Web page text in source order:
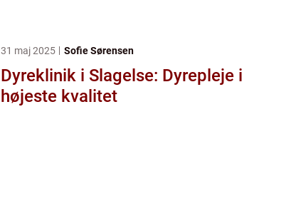
31 maj 2025 Sofie Sørensen
Dyreklinik i Slagelse: Dyrepleje i
højeste kvalitet